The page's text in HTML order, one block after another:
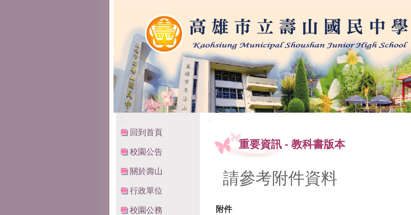
:::
回到首頁
校園公告
關於壽山
行政單位
校園公務
:::
重要資訊 - 教科書版本
請參考附件資料
附件